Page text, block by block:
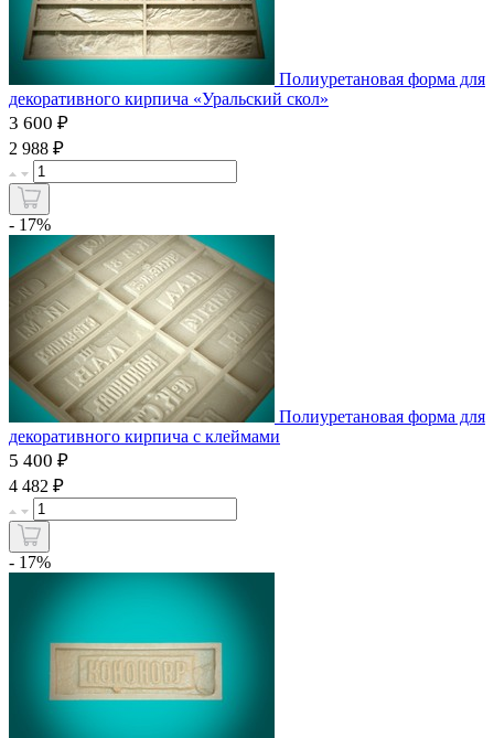
Полиуретановая форма для
декоративного кирпича «Уральский скол»
3 600 ₽
2 988 ₽
- 17%
Полиуретановая форма для
декоративного кирпича с клеймами
5 400 ₽
4 482 ₽
- 17%